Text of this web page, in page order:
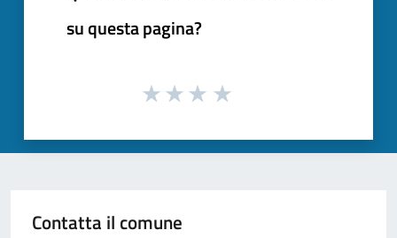
su questa pagina?
Contatta il comune